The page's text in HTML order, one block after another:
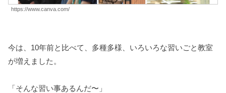
https://www.canva.com/
今は、10年前と比べて、多種多様、いろいろな習いごと教室
が増えました。
「そんな習い事あるんだ〜」